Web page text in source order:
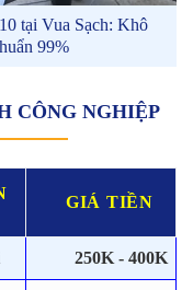
tại Vua Sạch: Khô
99%
CÔNG NGHIỆP
GIÁ TIỀN
250K - 400K